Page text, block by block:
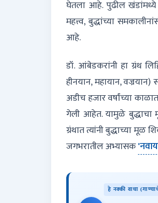
घेतला आहे. पुढील खंडांमध्ये
महत्त्व, बुद्धांच्या
आहे.
डॉ. आंबेडकरांनी हा ग्रंथ
हीनयान, महायान,
अडीच हजार वर्षांच्या
गेली आहेत. यामुळे बुद्धाचा
ग्रंथात त्यांनी बुद्धाच्या मूळ
जगभरातील अभ्यासक
हे नक्की वाचा